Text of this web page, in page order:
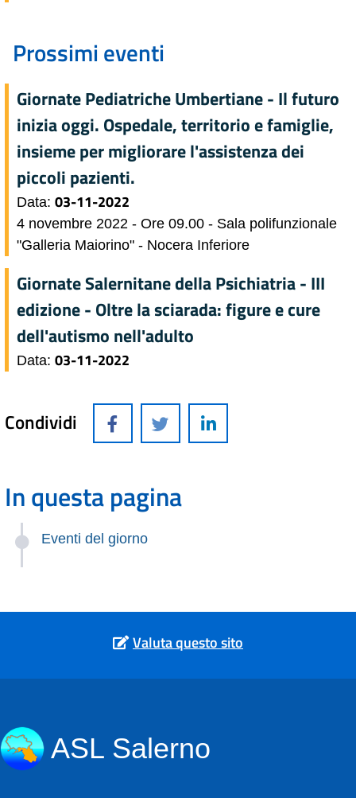
Prossimi eventi
Giornate Pediatriche Umbertiane - Il futuro
inizia oggi. Ospedale, territorio e famiglie,
insieme per migliorare l'assistenza dei
piccoli pazienti.
Data: 03-11-2022
4 novembre 2022 - Ore 09.00 - Sala polifunzionale
"Galleria Maiorino" - Nocera Inferiore
Giornate Salernitane della Psichiatria - III
edizione - Oltre la sciarada: figure e cure
dell'autismo nell'adulto
Data: 03-11-2022
Condividi
In questa pagina
Eventi del giorno
Valuta questo sito
ASL Salerno